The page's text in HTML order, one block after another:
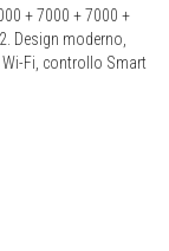
+ 7000 + 7000 +
Design moderno,
Fi, controllo Smart